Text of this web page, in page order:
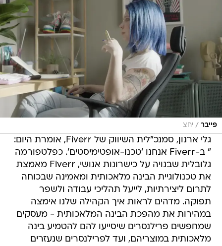
פייבר / יחצ
גלי ארנון, סמנכ"לית השיווק של Fiverr, אומרת היום:
" ב-Fiverr אנחנו 'טכנו-אופטימיסטים'. כפלטפורמה
גלובלית שבנויה על כישרונות אנושי, Fiverr מאמצת
את טכנולוגיית הבינה מלאכותית ומאמינה שבכוחה
לתרום ליצירתיות, לייעל תהליכי עבודה ולשפר
תפוקה. מדהים לראות איך הקהילה שלנו אימצה
במהירות את מהפכת הבינה המלאכותית - מעסקים
שמחפשים פרילנסרים שיסייעו להם להטמיע בינה
מלאכותית במוצריהם, ועד לפרילנסרים שנעזרים